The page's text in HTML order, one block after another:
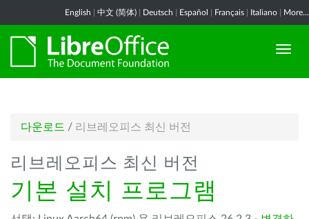
English 中文 (简体) Deutsch Español Français Italiano More...
다운로드 / 리브레오피스 최신 버전
리브레오피스 최신 버전
기본 설치 프로그램